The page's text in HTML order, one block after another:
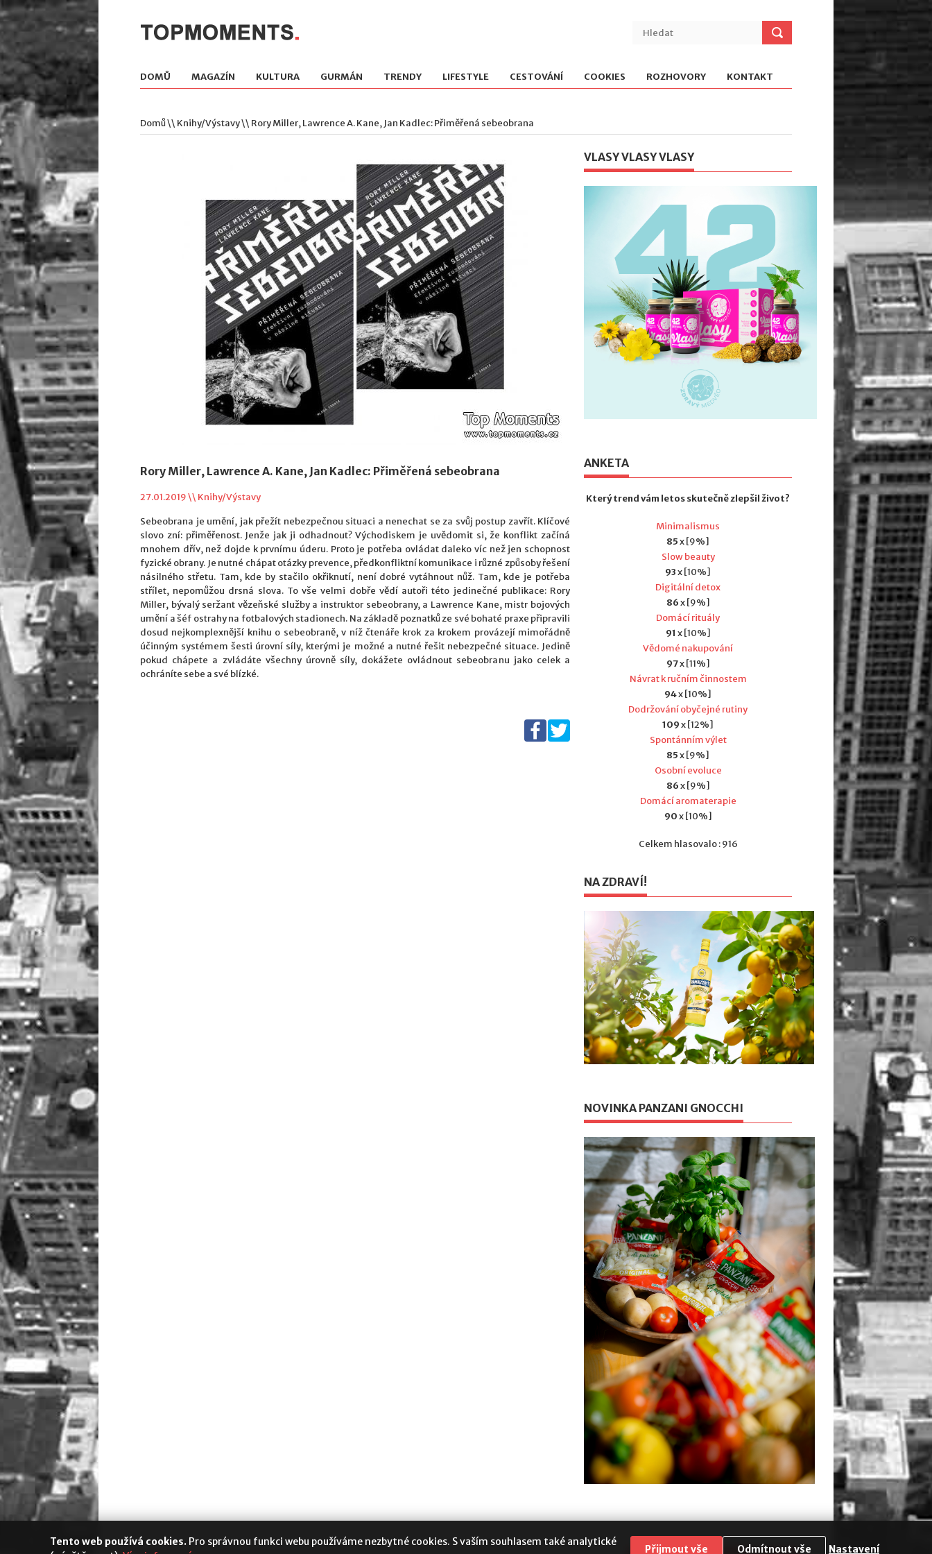
DOMŮ MAGAZÍN KULTURA GURMÁN TRENDY LIFESTYLE CESTOVÁNÍ COOKIES ROZHOVORY KONTAKT
Domů\\ Knihy/Výstavy\\ Rory Miller, Lawrence A. Kane, Jan Kadlec: Přiměřená sebeobrana
Rory Miller, Lawrence A. Kane, Jan Kadlec: Přiměřená sebeobrana
27.01.2019 \\ Knihy/Výstavy
Sebeobrana je umění, jak přežít nebezpečnou situaci a nenechat se za svůj postup zavřít. Klíčové
slovo zní: přiměřenost. Jenže jak ji odhadnout? Východiskem je uvědomit si, že konflikt začíná
mnohem dřív, než dojde k prvnímu úderu. Proto je potřeba ovládat daleko víc než jen schopnost
fyzické obrany. Je nutné chápat otázky prevence, předkonfliktní komunikace i různé způsoby řešení
násilného střetu. Tam, kde by stačilo okřiknutí, není dobré vytáhnout nůž. Tam, kde je potřeba
střílet, nepomůžou drsná slova. To vše velmi dobře vědí autoři této jedinečné publikace: Rory
Miller, bývalý seržant vězeňské služby a instruktor sebeobrany, a Lawrence Kane, mistr bojových
umění a šéf ostrahy na fotbalových stadionech. Na základě poznatků ze své bohaté praxe připravili
dosud nejkomplexnější knihu o sebeobraně, v níž čtenáře krok za krokem provázejí mimořádně
účinným systémem šesti úrovní síly, kterými je možné a nutné řešit nebezpečné situace. Jedině
pokud chápete a zvládáte všechny úrovně síly, dokážete ovládnout sebeobranu jako celek a
ochráníte sebe a své blízké.
VLASY VLASY VLASY
ANKETA
Který trend vám letos skutečně zlepšil život?
Minimalismus
85x [9%]
Slow beauty
93x [10%]
Digitální detox
86x [9%]
Domácí rituály
91 x [10%]
Vědomé nakupování
97x [11%]
Návrat k ručním činnostem
94x [10%]
Dodržování obyčejné rutiny
109x [12%]
Spontánním výlet
85x [9%]
Osobní evoluce
86x [9%]
Domácí aromaterapie
90x [10%]
Celkem hlasovalo : 916
NA ZDRAVÍ!
NOVINKA PANZANI GNOCCHI
Tento web používá cookies. Pro správnou funkci webu používáme nezbytné cookies. S vaším souhlasem také analytické
Přijmout vše Odmítnout vše Nastavení